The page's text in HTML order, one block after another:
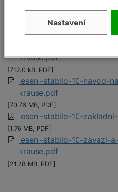
Dokumenty
krause.pdf
[712.0 kB, PDF]
leseni-stabilo-10-navod-
krause.pdf
[70.76 MB, PDF]
leseni-stabilo-10-
[1.76 MB, PDF]
leseni-stabilo-10-zavazi-
krause.pdf
[21.28 MB, PDF]
Nastavení